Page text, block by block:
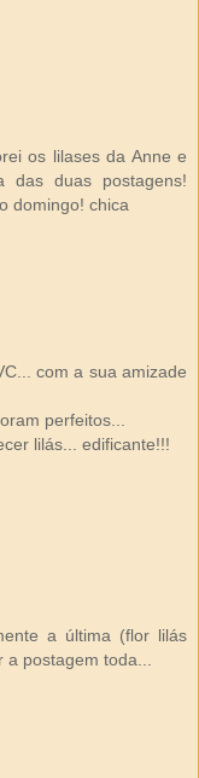
os lilases da Anne e
duas postagens!
domingo! chica
com a sua amizade
perfeitos...
lilás... edificante!!!
a última (flor lilás
postagem toda...